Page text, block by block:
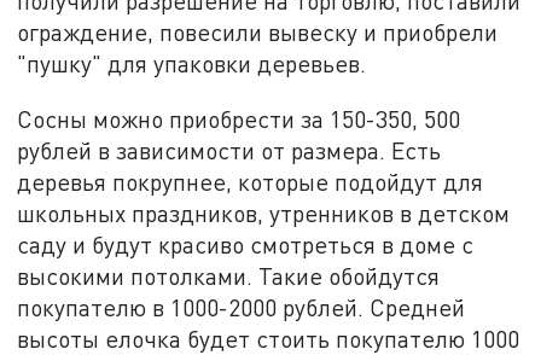
ограждение, повесили вывеску и приобрели
"пушку" для упаковки деревьев.
Сосны можно приобрести за 150-350, 500
рублей в зависимости от размера. Есть
деревья покрупнее, которые подойдут для
школьных праздников, утренников в детском
саду и будут красиво смотреться в доме с
высокими потолками. Такие обойдутся
покупателю в 1000-2000 рублей. Средней
высоты елочка будет стоить покупателю 1000